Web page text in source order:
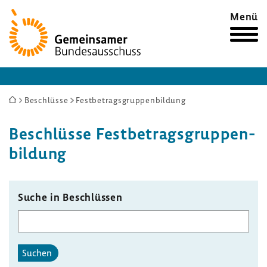
Zur
Startseite
Menü
Sie
hier:
Beschlüsse Festbetragsgruppenbildung
Beschlüsse Fest­be­trags­grup­pen­
bil­dung
Suche in Beschlüssen
Suchen